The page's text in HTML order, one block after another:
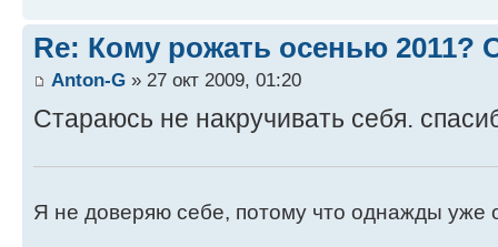
Re: Кому рожать осенью 2011?
Anton-G » 27 окт 2009, 01:20
Стараюсь не накручивать себя.
Я не доверяю себе, потому что однажды уже